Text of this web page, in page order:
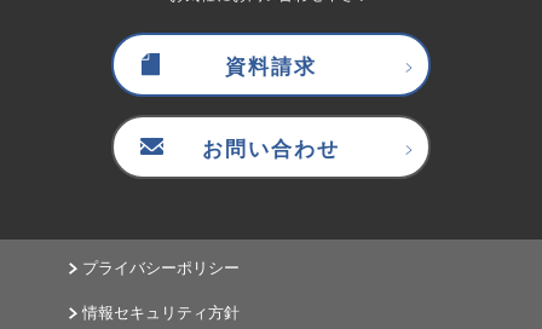
資料請求
お問い合わせ
プライバシーポリシー
情報セキュリティ方針